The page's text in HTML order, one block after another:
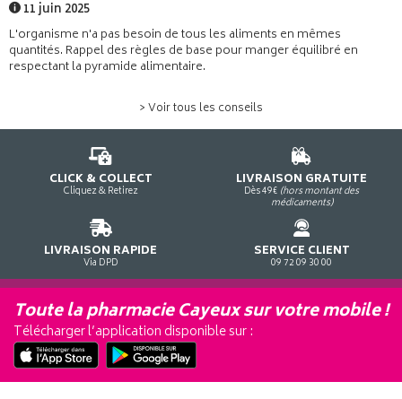
11 juin 2025
L'organisme n'a pas besoin de tous les aliments en mêmes
quantités. Rappel des règles de base pour manger équilibré en
respectant la pyramide alimentaire.
> Voir tous les conseils
CLICK & COLLECT
Cliquez & Retirez
LIVRAISON GRATUITE
Dès 49€ (hors montant des
médicaments)
LIVRAISON RAPIDE
Via DPD
SERVICE CLIENT
09 72 09 30 00
Toute la pharmacie Cayeux sur votre mobile !
Télécharger l’application disponible sur :